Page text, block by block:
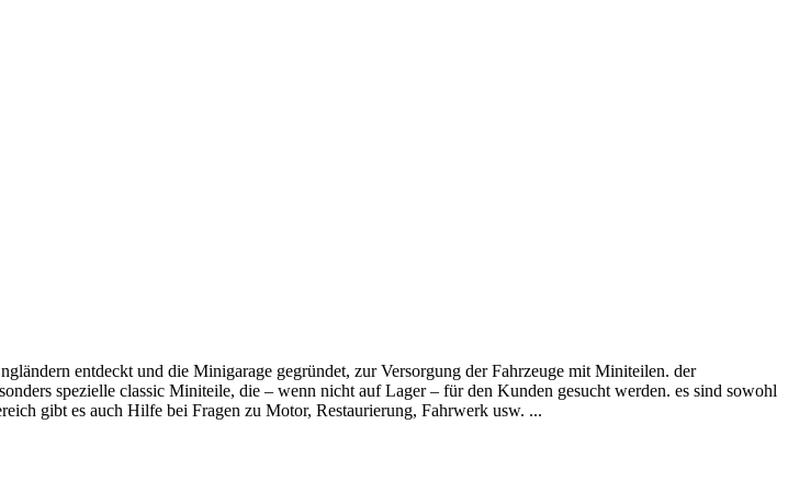
entdeckt und die Minigarage gegründet, zur Versorgung der Fahrzeuge mit Miniteilen. der
spezielle classic Miniteile, die – wenn nicht auf Lager – für den Kunden gesucht werden. es sind sowohl
gibt es auch Hilfe bei Fragen zu Motor, Restaurierung, Fahrwerk usw. ...